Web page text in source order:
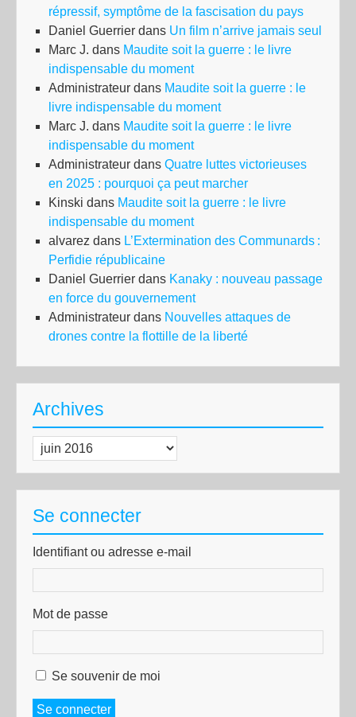
répressif, symptôme de la fascisation du pays
Daniel Guerrier dans Un film n’arrive jamais seul
Marc J. dans Maudite soit la guerre : le livre
indispensable du moment
Administrateur dans Maudite soit la guerre : le
livre indispensable du moment
Marc J. dans Maudite soit la guerre : le livre
indispensable du moment
Administrateur dans Quatre luttes victorieuses
en 2025 : pourquoi ça peut marcher
Kinski dans Maudite soit la guerre : le livre
indispensable du moment
alvarez dans L’Extermination des Communards :
Perfidie républicaine
Daniel Guerrier dans Kanaky : nouveau passage
en force du gouvernement
Administrateur dans Nouvelles attaques de
drones contre la flottille de la liberté
Archives
Archives
Se connecter
Identifiant ou adresse e-mail
Mot de passe
Se souvenir de moi
Se connecter